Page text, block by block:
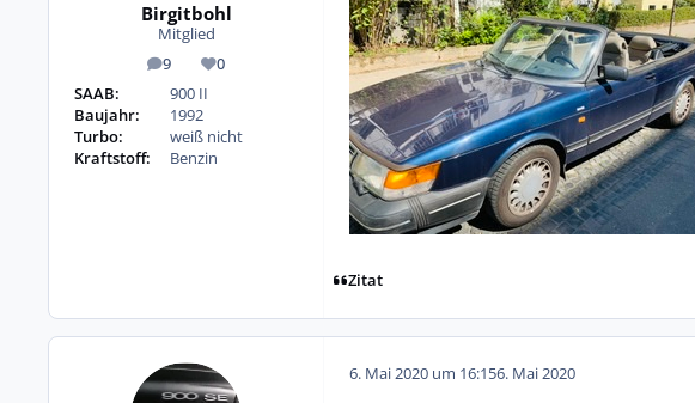
Birgitbohl
Mitglied
9
Beiträge0
Reputation
SAAB:
900 II
Baujahr:
1992
Turbo:
weiß nicht
Kraftstoff:
Benzin
Zitat
6. Mai 2020 um 16:156. Mai 2020